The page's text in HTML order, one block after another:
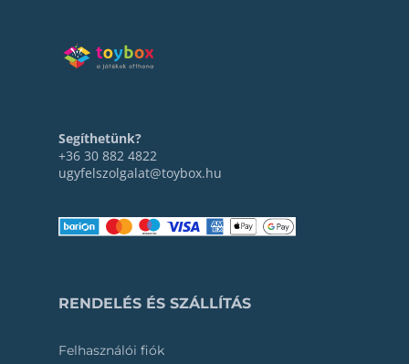
Segíthetünk?
+36 30 882 4822
ugyfelszolgalat@toybox.hu
RENDELÉS ÉS SZÁLLÍTÁS
Felhasználói fiók